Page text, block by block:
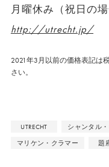
月曜休み（祝日の場
http://utrecht.jp/
2021年3月以前の価格表記は
さい。
UTRECHT シャンタル
マリケン・クラマー
題